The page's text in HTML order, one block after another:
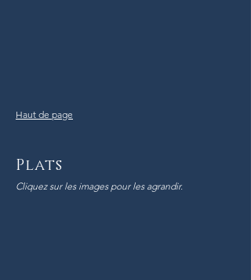
Haut de page
Plats
Cliquez sur les images pour les agrandir.